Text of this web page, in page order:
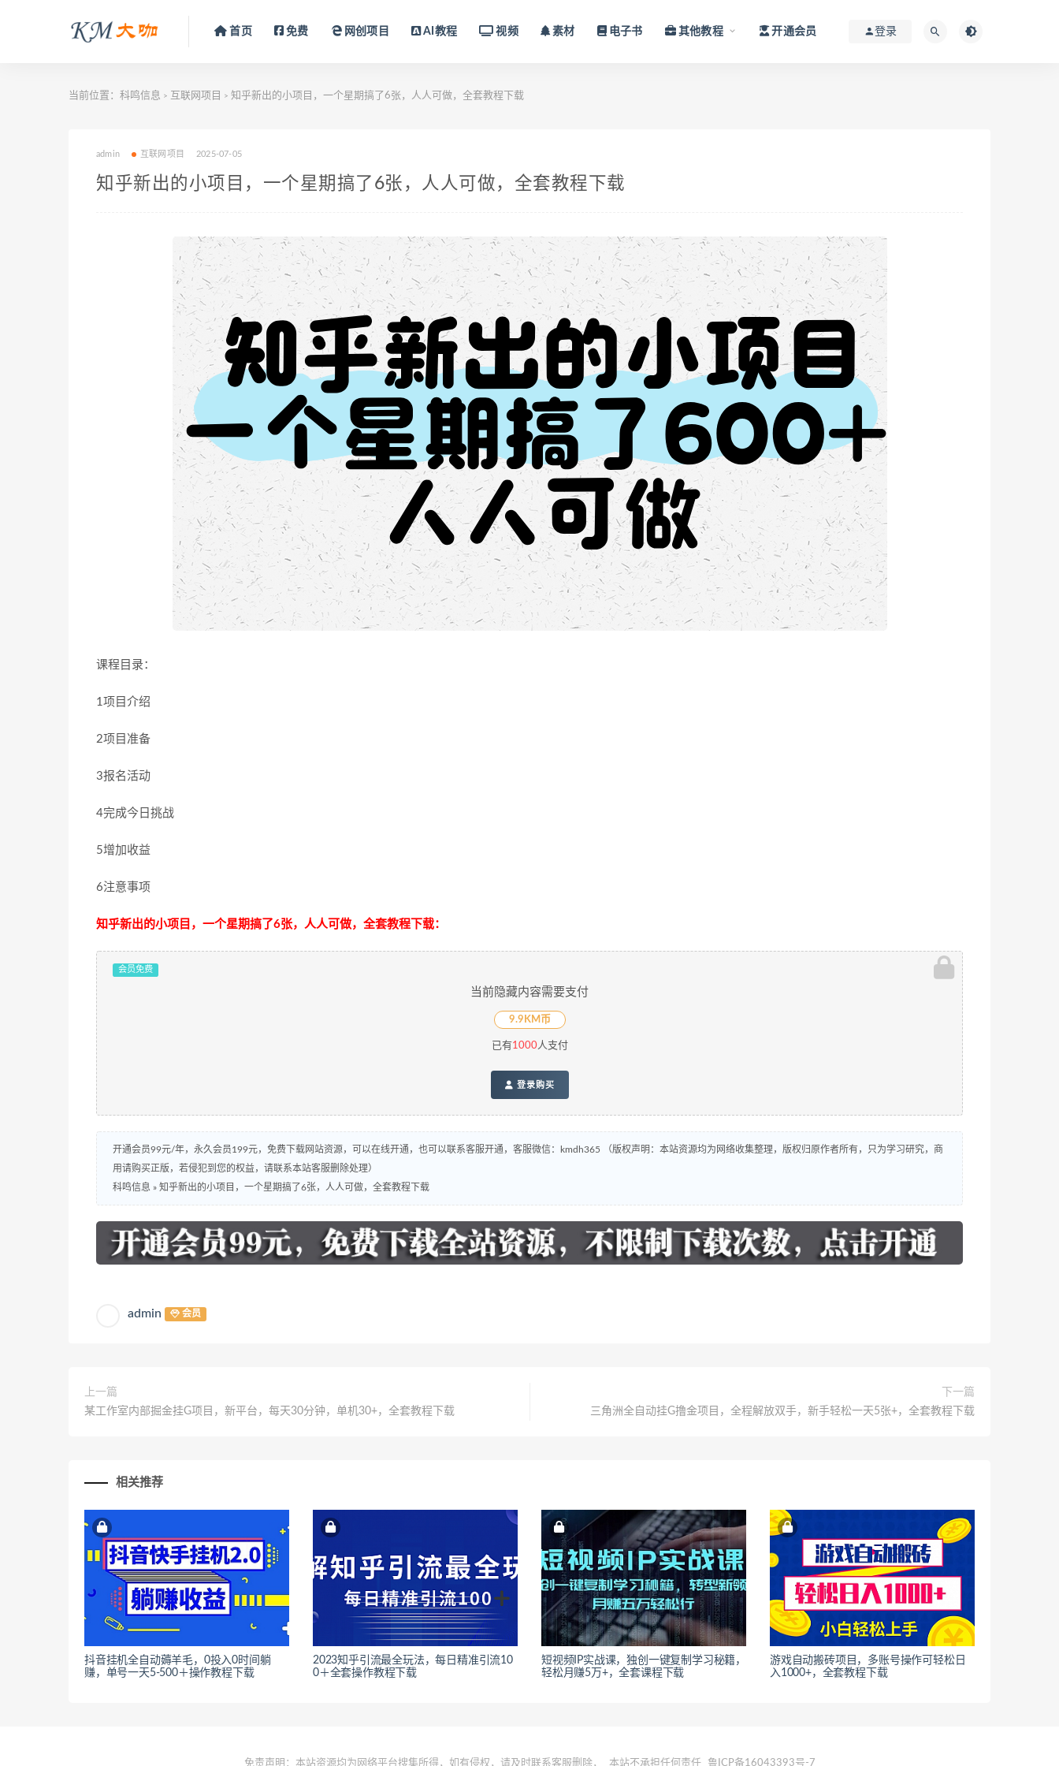
首页 免费 网创项目 AI教程 视频 素材 电子书 其他教程 开通会员 登录
当前位置： 科鸣信息 > 互联网项目 > 知乎新出的小项目，一个星期搞了6张，人人可做，全套教程下载
admin 互联网项目 2025-07-05
知乎新出的小项目，一个星期搞了6张，人人可做，全套教程下载
课程目录：
1项目介绍
2项目准备
3报名活动
4完成今日挑战
5增加收益
6注意事项
知乎新出的小项目，一个星期搞了6张，人人可做，全套教程下载：
会员免费
当前隐藏内容需要支付
9.9KM币
已有1000人支付
登录购买
开通会员99元/年，永久会员199元，免费下载网站资源，可以在线开通，也可以联系客服开通，客服微信：kmdh365 （版权声明：本站资源均为网络收集整理，版权归原作者所有，只为学习研究，商
用请购买正版，若侵犯到您的权益，请联系本站客服删除处理）
科鸣信息 » 知乎新出的小项目，一个星期搞了6张，人人可做，全套教程下载
admin 会员
上一篇
某工作室内部掘金挂G项目，新平台，每天30分钟，单机30+，全套教程下载
下一篇
三角洲全自动挂G撸金项目，全程解放双手，新手轻松一天5张+，全套教程下载
相关推荐
抖音挂机全自动薅羊毛，0投入0时间躺
赚，单号一天5-500＋操作教程下载
2023知乎引流最全玩法，每日精准引流10
0＋全套操作教程下载
短视频IP实战课，独创一键复制学习秘籍，
轻松月赚5万+，全套课程下载
游戏自动搬砖项目，多账号操作可轻松日
入1000+，全套教程下载
免责声明：本站资源均为网络平台搜集所得，如有侵权，请及时联系客服删除， 本站不承担任何责任 鲁ICP备16043393号-7